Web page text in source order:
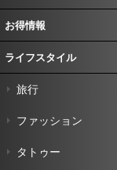
お得情報
ライフスタイル
旅行
ファッション
タトゥー